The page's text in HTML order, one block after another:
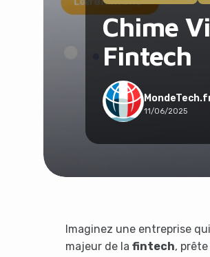
Chime
Fintech
11/06/2025
Imaginez une entreprise
majeur de la fintech,